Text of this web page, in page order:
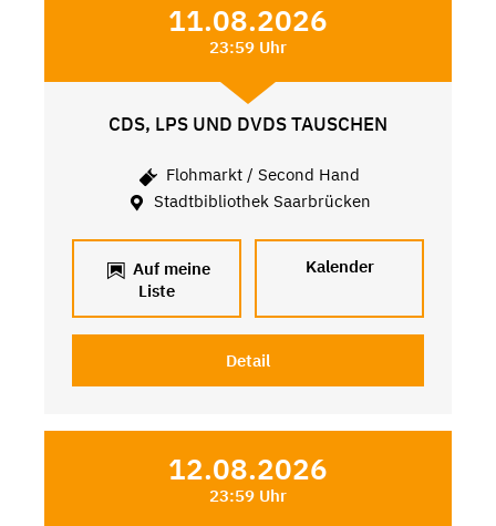
11.08.2026
23:59 Uhr
CDS, LPS UND DVDS TAUSCHEN
Flohmarkt / Second Hand
Stadtbibliothek Saarbrücken
Auf meine
Liste
Kalender
Detail
12.08.2026
23:59 Uhr